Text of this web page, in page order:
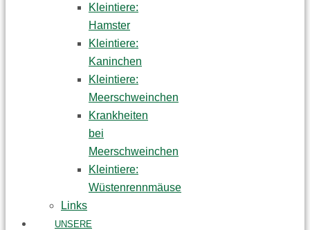
Kleintiere:
Hamster
Kleintiere:
Kaninchen
Kleintiere:
Meerschweinchen
Krankheiten
bei
Meerschweinchen
Kleintiere:
Wüstenrennmäuse
Links
UNSERE